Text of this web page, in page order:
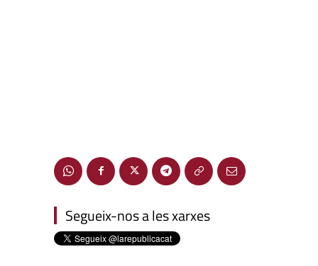
Segueix-nos a les xarxes